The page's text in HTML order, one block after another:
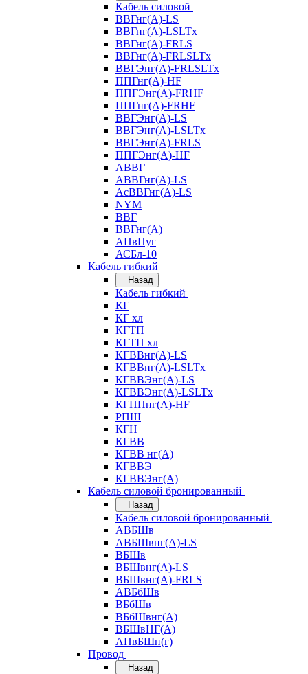
Кабель силовой
ВВГнг(А)-LS
ВВГнг(А)-LSLTx
ВВГнг(А)-FRLS
ВВГнг(А)-FRLSLTx
ВВГЭнг(А)-FRLSLTx
ППГнг(А)-HF
ППГЭнг(А)-FRHF
ППГнг(А)-FRHF
ВВГЭнг(А)-LS
ВВГЭнг(А)-LSLTx
ВВГЭнг(А)-FRLS
ППГЭнг(А)-HF
АВВГ
АВВГнг(А)-LS
АсВВГнг(А)-LS
NYM
ВВГ
ВВГнг(А)
АПвПуг
АСБл-10
Кабель гибкий
Назад
Кабель гибкий
КГ
КГ хл
КГТП
КГТП хл
КГВВнг(А)-LS
КГВВнг(А)-LSLTx
КГВВЭнг(А)-LS
КГВВЭнг(А)-LSLTx
КГППнг(А)-HF
РПШ
КГН
КГВВ
КГВВ нг(А)
КГВВЭ
КГВВЭнг(А)
Кабель силовой бронированный
Назад
Кабель силовой бронированный
АВБШв
АВБШвнг(А)-LS
ВБШв
ВБШвнг(А)-LS
ВБШвнг(А)-FRLS
АВБбШв
ВБбШв
ВБбШвнг(А)
ВБШвНГ(А)
АПвБШп(г)
Провод
Назад